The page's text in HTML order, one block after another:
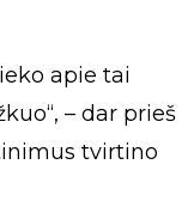
apie tai
– dar prieš
tvirtino